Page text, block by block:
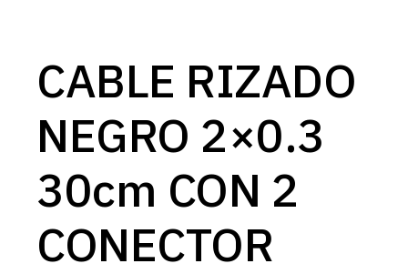
CABLE RIZADO
NEGRO 2×0.3
30cm CON 2
CONECTOR